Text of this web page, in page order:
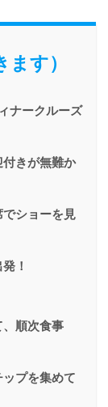
す）
ナークルーズ
きが無難か
ショーを見
！
、順次食事
プを集めて